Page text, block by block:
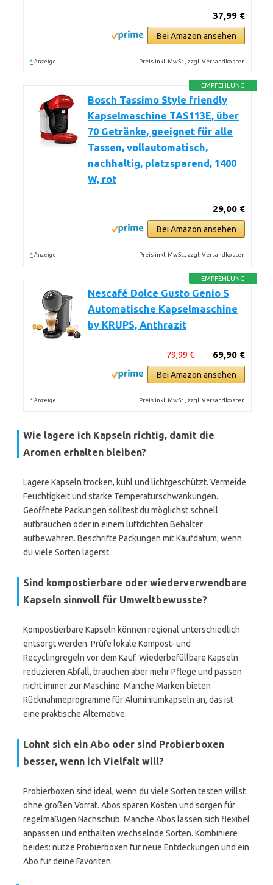
37,99 €
Bei Amazon ansehen
* Anzeige Preis inkl. MwSt., zzgl. Versandkosten
EMPFEHLUNG
Bosch Tassimo Style friendly
Kapselmaschine TAS113E, über
70 Getränke, geeignet für alle
Tassen, vollautomatisch,
nachhaltig, platzsparend, 1400
W, rot
29,00 €
Bei Amazon ansehen
* Anzeige Preis inkl. MwSt., zzgl. Versandkosten
EMPFEHLUNG
Nescafé Dolce Gusto Genio S
Automatische Kapselmaschine
by KRUPS, Anthrazit
69,90 €
79,99 €
Bei Amazon ansehen
* Anzeige Preis inkl. MwSt., zzgl. Versandkosten
Wie lagere ich Kapseln richtig, damit die
Aromen erhalten bleiben?
Lagere Kapseln trocken, kühl und lichtgeschützt. Vermeide
Feuchtigkeit und starke Temperaturschwankungen.
Geöffnete Packungen solltest du möglichst schnell
aufbrauchen oder in einem luftdichten Behälter
aufbewahren. Beschrifte Packungen mit Kaufdatum, wenn
du viele Sorten lagerst.
Sind kompostierbare oder wiederverwendbare
Kapseln sinnvoll für Umweltbewusste?
Kompostierbare Kapseln können regional unterschiedlich
entsorgt werden. Prüfe lokale Kompost- und
Recyclingregeln vor dem Kauf. Wiederbefüllbare Kapseln
reduzieren Abfall, brauchen aber mehr Pflege und passen
nicht immer zur Maschine. Manche Marken bieten
Rücknahmeprogramme für Aluminiumkapseln an, das ist
eine praktische Alternative.
Lohnt sich ein Abo oder sind Probierboxen
besser, wenn ich Vielfalt will?
Probierboxen sind ideal, wenn du viele Sorten testen willst
ohne großen Vorrat. Abos sparen Kosten und sorgen für
regelmäßigen Nachschub. Manche Abos lassen sich flexibel
anpassen und enthalten wechselnde Sorten. Kombiniere
beides: nutze Probierboxen für neue Entdeckungen und ein
Abo für deine Favoriten.